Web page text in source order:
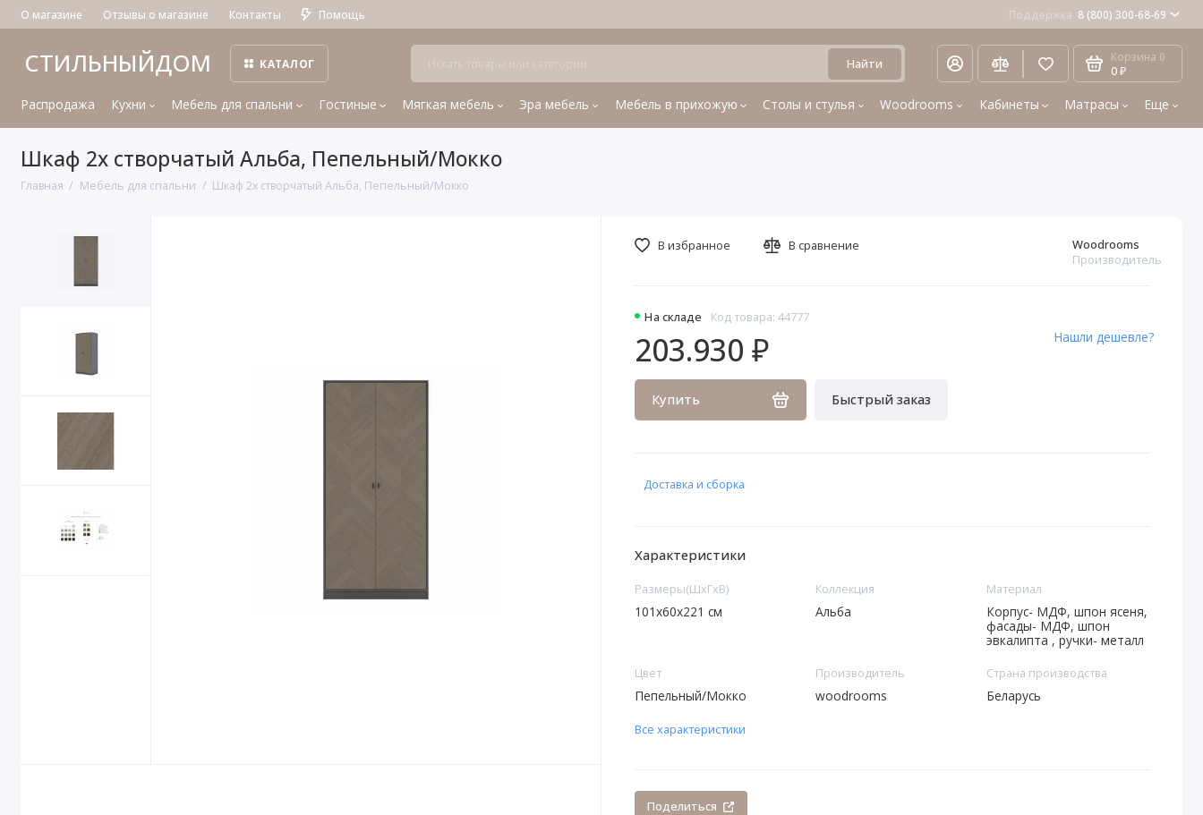
О магазине Отзывы о магазине Контакты Помощь Поддержка 8 (800) 300-68-69
СТИЛЬНЫЙДОМ КАТАЛОГ Найти Корзина 0
0 ₽
Распродажа Кухни Мебель для спальни Гостиные Мягкая мебель Эра мебель Мебель в прихожую Столы и стулья Woodrooms Кабинеты Матрасы Еще
Шкаф 2х створчатый Альба, Пепельный/Мокко
Главная Мебель для спальни Шкаф 2х створчатый Альба, Пепельный/Мокко
На складе Код товара: 44777
Woodrooms
Производитель
203.930 ₽
Купить Быстрый заказ
Нашли дешевле?
В избранное В сравнение
Доставка и сборка
Характеристики
Размеры(ШxГxВ)
101x60x221 см
Коллекция
Альба
Материал
Корпус- МДФ, шпон ясеня,
фасады- МДФ, шпон
эвкалипта , ручки- металл
Цвет
Пепельный/Мокко
Производитель
woodrooms
Страна производства
Беларусь
Все характеристики
Поделиться